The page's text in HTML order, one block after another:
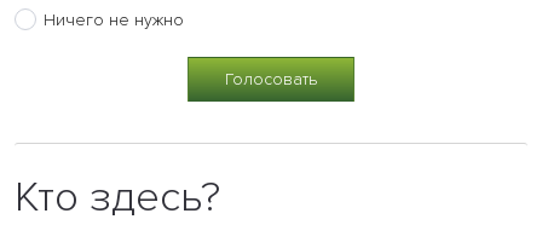
Ничего не нужно
Кто здесь?